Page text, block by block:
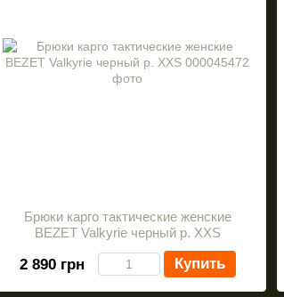
Брюки карго тактические женские
BEZET Valkyrie черный р. XXS
2 890 грн Купить